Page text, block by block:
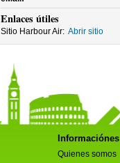
Enlaces útiles
Sitio Harbour Air: Abrir sitio
Informaciónes
Quienes somos